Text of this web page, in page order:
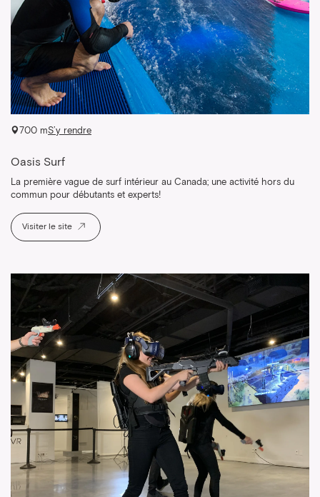
700 mS’y rendre
Oasis Surf
La première vague de surf intérieur au Canada; une activité hors du
commun pour débutants et experts!
Visiter le site